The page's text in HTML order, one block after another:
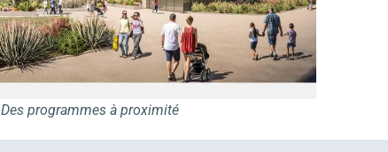
Des programmes à proximité